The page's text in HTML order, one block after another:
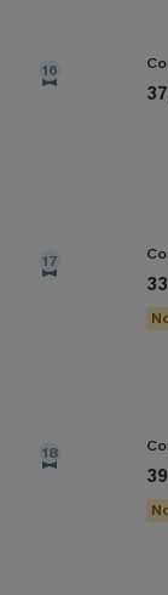
16
17
18